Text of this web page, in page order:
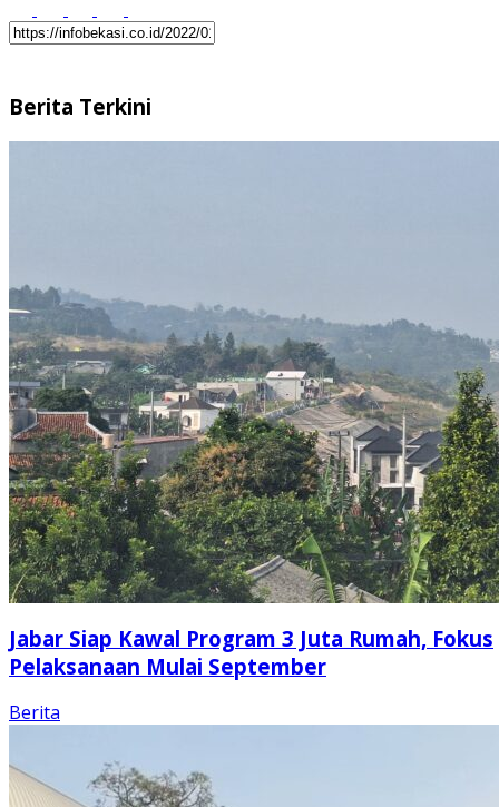
Berita Terkini
Jabar Siap Kawal Program 3 Juta Rumah, Fokus
Pelaksanaan Mulai September
Berita